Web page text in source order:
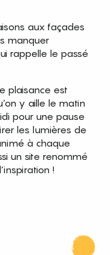
aux façades
manquer
rappelle le passé
plaisance est
y aille le matin
pour une pause
les lumières de
à chaque
un site renommé
!